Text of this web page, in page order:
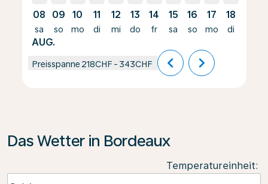
08
sa
AUG.
09
so
10
mo
11
di
12
mi
13
do
14
fr
15
sa
16
so
17
mo
18
di
Preisspanne 218CHF - 343CHF chevron_left chevron_right
Das Wetter in Bordeaux
Temperatureinheit: